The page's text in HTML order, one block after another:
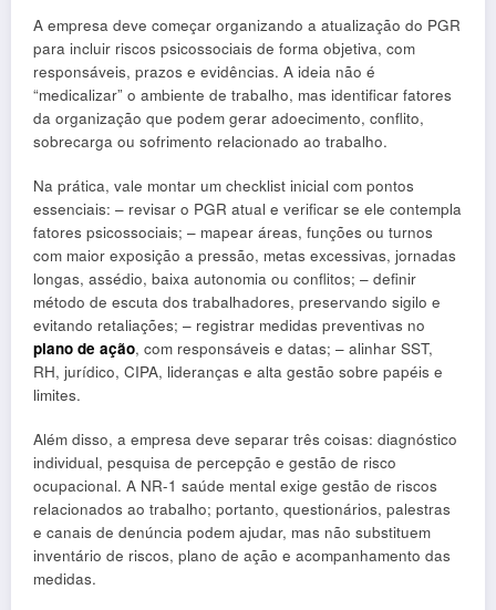
A empresa deve começar organizando a atualização do PGR
para incluir riscos psicossociais de forma objetiva, com
responsáveis, prazos e evidências. A ideia não é
“medicalizar” o ambiente de trabalho, mas identificar fatores
da organização que podem gerar adoecimento, conflito,
sobrecarga ou sofrimento relacionado ao trabalho.
Na prática, vale montar um checklist inicial com pontos
essenciais: – revisar o PGR atual e verificar se ele contempla
fatores psicossociais; – mapear áreas, funções ou turnos
com maior exposição a pressão, metas excessivas, jornadas
longas, assédio, baixa autonomia ou conflitos; – definir
método de escuta dos trabalhadores, preservando sigilo e
evitando retaliações; – registrar medidas preventivas no
plano de ação, com responsáveis e datas; – alinhar SST,
RH, jurídico, CIPA, lideranças e alta gestão sobre papéis e
limites.
Além disso, a empresa deve separar três coisas: diagnóstico
individual, pesquisa de percepção e gestão de risco
ocupacional. A NR-1 saúde mental exige gestão de riscos
relacionados ao trabalho; portanto, questionários, palestras
e canais de denúncia podem ajudar, mas não substituem
inventário de riscos, plano de ação e acompanhamento das
medidas.